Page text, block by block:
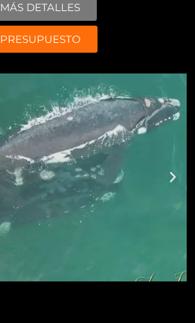
MÁS DETALLES
PRESUPUESTO